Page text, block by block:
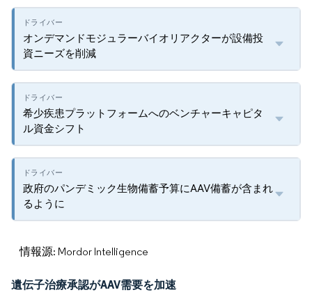
オンデマンドモジュラーバイオリアクターが設備投
資ニーズを削減
希少疾患プラットフォームへのベンチャーキャピタ
ル資金シフト
政府のパンデミック生物備蓄予算にAAV備蓄が含まれ
るように
情報源: Mordor Intelligence
遺伝子治療承認がAAV需要を加速